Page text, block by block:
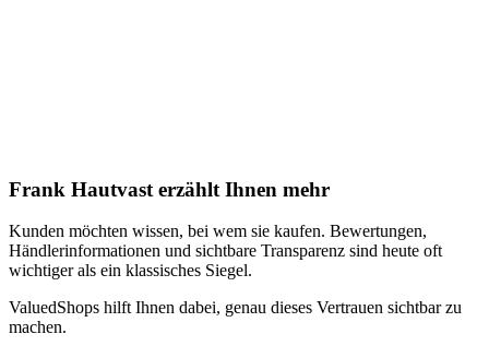
Frank Hautvast erzählt Ihnen mehr
Kunden möchten wissen, bei wem sie kaufen. Bewertungen,
Händlerinformationen und sichtbare Transparenz sind heute oft
wichtiger als ein klassisches Siegel.
ValuedShops hilft Ihnen dabei, genau dieses Vertrauen sichtbar zu
machen.